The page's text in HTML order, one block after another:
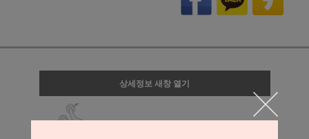
상세정보 새창 열기
상세 정보를 확대해 보실 수 있습니다.